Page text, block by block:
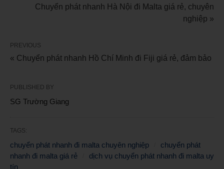
Chuyển phát nhanh Hà Nội đi Malta giá rẻ, chuyên
nghiệp »
PREVIOUS
« Chuyển phát nhanh Hồ Chí Minh đi Fiji giá rẻ, đảm bảo
PUBLISHED BY
SG Trường Giang
TAGS:
chuyển phát nhanh đi malta chuyên nghiệp
chuyển phát
nhanh đi malta giá rẻ
dịch vụ chuyển phát nhanh đi malta uy
tín